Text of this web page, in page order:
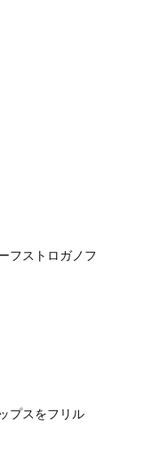
フストロガノフ
プスをフリル